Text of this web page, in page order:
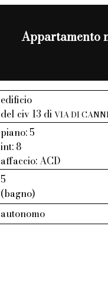
Appartamento
edificio
del civ 13 diVIA DI
piano: 5
int: 8
affaccio: ACD
5
(bagno)
autonomo